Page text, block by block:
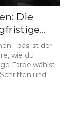
Die
- das ist der
wie du
Farbe wählst
und